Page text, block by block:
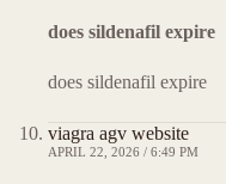
does sildenafil expire
does sildenafil expire
viagra agv website
APRIL 22, 2026 / 6:49 PM